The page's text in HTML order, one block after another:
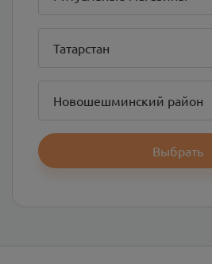
Татарстан
Новошешминский район
Выбрать